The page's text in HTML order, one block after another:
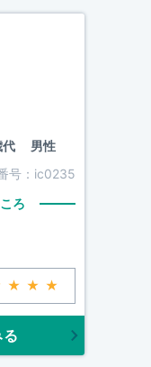
男性
号： ic0235
ろ